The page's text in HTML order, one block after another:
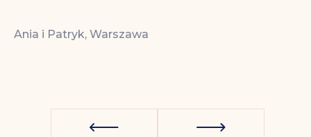
Ania i Patryk, Warszawa